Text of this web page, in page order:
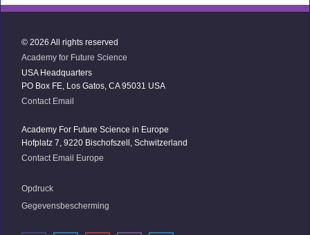
© 2026 All rights reserved
Academy for Future Science
USA Headquarters
PO Box FE, Los Gatos, CA 95031 USA
Contact Email
Academy For Future Science in Europe
Hofplatz 7, 9220 Bischofszell, Schwitzerland
Contact Email Europe
Opdruck
Gegevensbescherming